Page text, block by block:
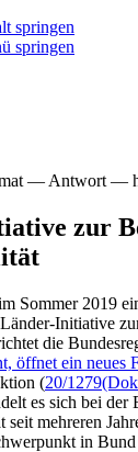
springen
springen
— Antwort —
zur
Sommer 2019
Initiative
die
öffnet ein neues
(20/1279
es sich bei der
mehreren
in